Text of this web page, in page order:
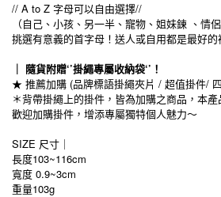
// A to Z 字母可以自由選擇//
（自己、小孩、另一半、寵物、姐妹鍊 、
挑選有意義的首字母！送人或自用都是最好的
｜ 隨貨附贈‘’掛繩專屬收納袋‘’！
★ 推薦加購 (品牌標語掛繩夾片 / 超值掛件/
＊背帶掛繩上的掛件，皆為加購之商品，本產
歡迎加購掛件，增添專屬獨特個人魅力～
SIZE 尺寸｜
長度103~116cm
寬度 0.9~3cm
重量103g